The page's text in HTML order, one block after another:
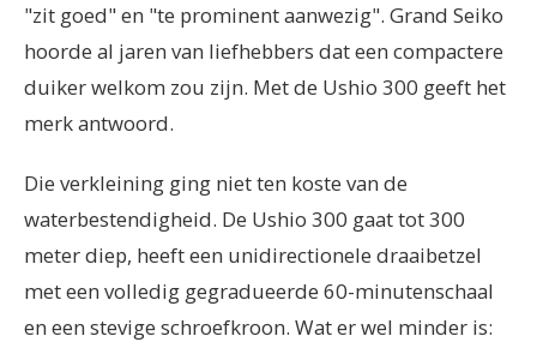
"zit goed" en "te prominent aanwezig". Grand Seiko
hoorde al jaren van liefhebbers dat een compactere
duiker welkom zou zijn. Met de Ushio 300 geeft het
merk antwoord.
Die verkleining ging niet ten koste van de
waterbestendigheid. De Ushio 300 gaat tot 300
meter diep, heeft een unidirectionele draaibetzel
met een volledig gegradueerde 60-minutenschaal
en een stevige schroefkroon. Wat er wel minder is: